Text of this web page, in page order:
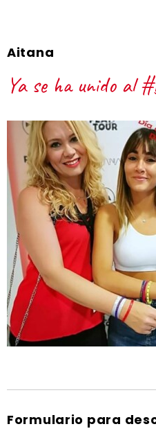
Aitana
Ya se ha unido al
Formulario para